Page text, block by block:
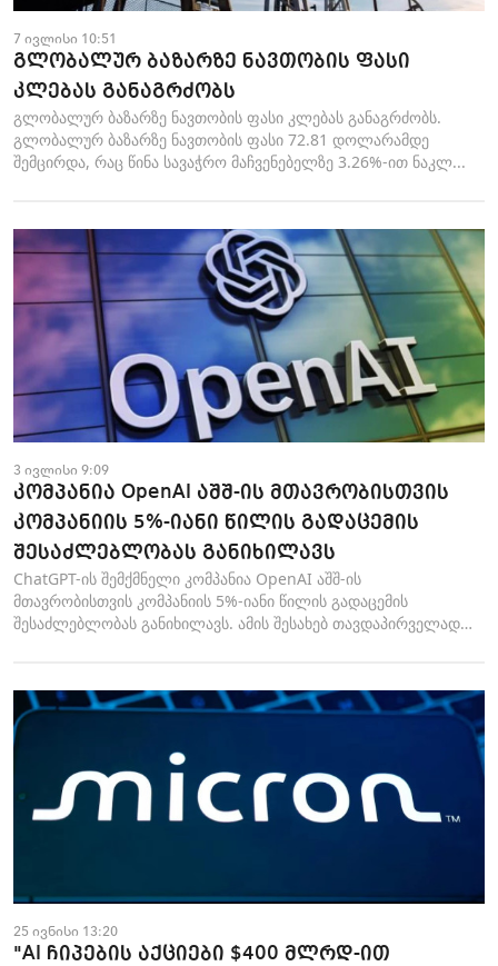
7 ივლისი 10:51
გლობალურ ბაზარზე ნავთობის ფასი
კლებას განაგრძობს
გლობალურ ბაზარზე ნავთობის ფასი კლებას განაგრძობს.
გლობალურ ბაზარზე ნავთობის ფასი 72.81 დოლარამდე
შემცირდა, რაც წინა სავაჭრო მაჩვენებელზე 3.26%-ით ნაკლ...
3 ივლისი 9:09
კომპანია OpenAI აშშ-ის მთავრობისთვის
კომპანიის 5%-იანი წილის გადაცემის
შესაძლებლობას განიხილავს
ChatGPT-ის შემქმნელი კომპანია OpenAI აშშ-ის
მთავრობისთვის კომპანიის 5%-იანი წილის გადაცემის
შესაძლებლობას განიხილავს. ამის შესახებ თავდაპირველად
25 ივნისი 13:20
"AI ჩიპების აქციები $400 მლრდ-ით